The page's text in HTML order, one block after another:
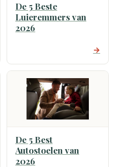
De 5 Beste
Luieremmers van
2026
→
De 5 Best
Autostoelen van
2026